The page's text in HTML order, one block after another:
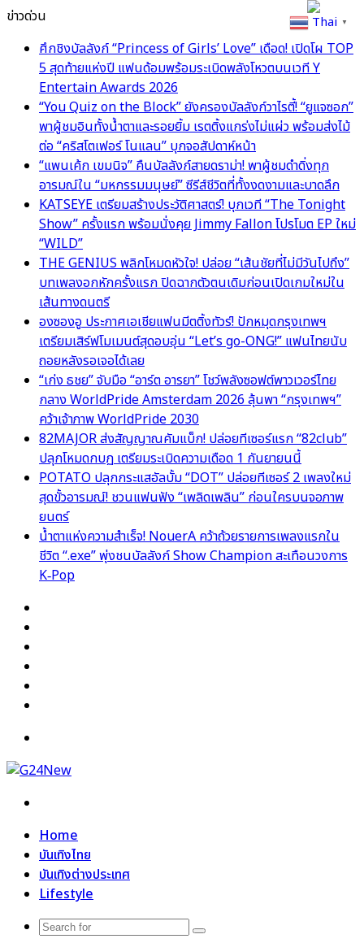
ข่าวด่วน
ศึกชิงบัลลังก์ “Princess of Girls’ Love” เดือด! เปิดโผ TOP
5 สุดท้ายแห่งปี แฟนด้อมพร้อมระเบิดพลังโหวตบนเวที Y
Entertain Awards 2026
“You Quiz on the Block” ยังครองบัลลังก์วาไรตี้! “ยูแจซอก”
พาผู้ชมอินทั้งน้ำตาและรอยยิ้ม เรตติ้งแกร่งไม่แผ่ว พร้อมส่งไม้
ต่อ “คริสโตเฟอร์ โนแลน” บุกจอสัปดาห์หน้า
“แพนเค้ก เขมนิจ” คืนบัลลังก์สายดราม่า! พาผู้ชมดำดิ่งทุก
อารมณ์ใน “มหกรรมมนุษย์” ซีรีส์ชีวิตที่ทั้งงดงามและบาดลึก
KATSEYE เตรียมสร้างประวัติศาสตร์! บุกเวที “The Tonight
Show” ครั้งแรก พร้อมนั่งคุย Jimmy Fallon โปรโมต EP ใหม่
“WILD”
THE GENIUS พลิกโหมดหัวใจ! ปล่อย “เส้นชัยที่ไม่มีวันไปถึง”
บทเพลงอกหักครั้งแรก ปิดฉากตัวตนเดิมก่อนเปิดเกมใหม่ใน
เส้นทางดนตรี
องซองอู ประกาศเอเชียแฟนมีตติ้งทัวร์! ปักหมุดกรุงเทพฯ
เตรียมเสิร์ฟโมเมนต์สุดอบอุ่น “Let’s go-ONG!” แฟนไทยนับ
ถอยหลังรอเจอได้เลย
“เก่ง ธชย” จับมือ “อาร์ต อารยา” โชว์พลังซอฟต์พาวเวอร์ไทย
กลาง WorldPride Amsterdam 2026 ลุ้นพา “กรุงเทพฯ”
คว้าเจ้าภาพ WorldPride 2030
82MAJOR ส่งสัญญาณคัมแบ็ก! ปล่อยทีเซอร์แรก “82club”
ปลุกโหมดกบฏ เตรียมระเบิดความเดือด 1 กันยายนนี้
POTATO ปลุกกระแสอัลบั้ม “DOT” ปล่อยทีเซอร์ 2 เพลงใหม่
สุดขั้วอารมณ์! ชวนแฟนฟัง “เพลิดเพลิน” ก่อนใครบนจอภาพ
ยนตร์
น้ำตาแห่งความสำเร็จ! NouerA คว้าถ้วยรายการเพลงแรกใน
ชีวิต “.exe” พุ่งชนบัลลังก์ Show Champion สะเทือนวงการ
K‑Pop
Home
บันเทิงไทย
บันเทิงต่างประเทศ
Lifestyle
Search
Thai ▼